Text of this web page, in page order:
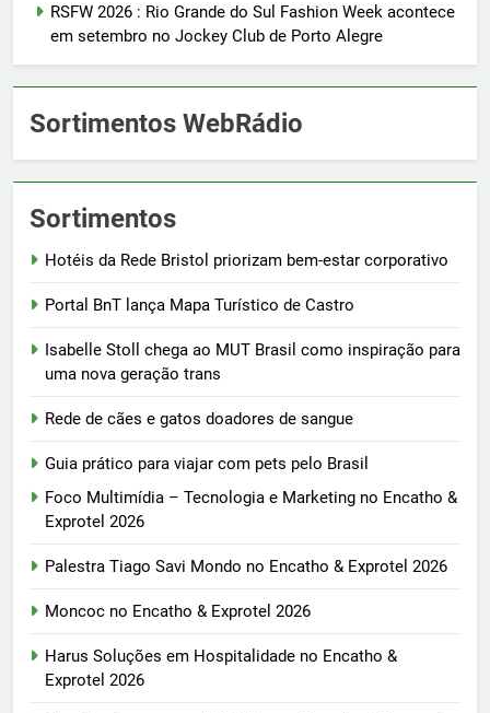
RSFW 2026 : Rio Grande do Sul Fashion Week acontece
em setembro no Jockey Club de Porto Alegre
Sortimentos WebRádio
Sortimentos
Hotéis da Rede Bristol priorizam bem-estar corporativo
Portal BnT lança Mapa Turístico de Castro
Isabelle Stoll chega ao MUT Brasil como inspiração para
uma nova geração trans
Rede de cães e gatos doadores de sangue
Guia prático para viajar com pets pelo Brasil
Foco Multimídia – Tecnologia e Marketing no Encatho &
Exprotel 2026
Palestra Tiago Savi Mondo no Encatho & Exprotel 2026
Moncoc no Encatho & Exprotel 2026
Harus Soluções em Hospitalidade no Encatho &
Exprotel 2026